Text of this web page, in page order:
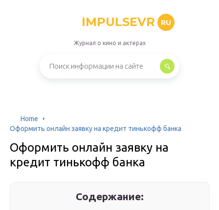
IMPULSEVR RU
Журнал о кино и актерах
Home
Оформить онлайн заявку на кредит тинькофф банка
Оформить онлайн заявку на
кредит тинькофф банка
Содержание: